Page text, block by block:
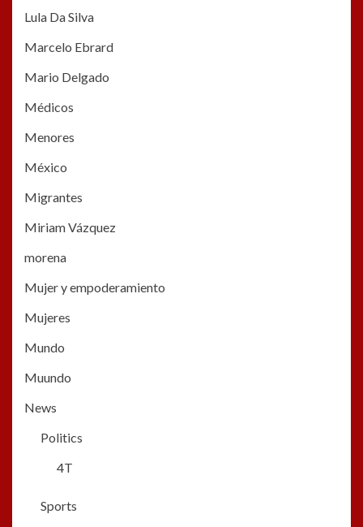
Lula Da Silva
Marcelo Ebrard
Mario Delgado
Médicos
Menores
México
Migrantes
Miriam Vázquez
morena
Mujer y empoderamiento
Mujeres
Mundo
Muundo
News
Politics
4T
Sports